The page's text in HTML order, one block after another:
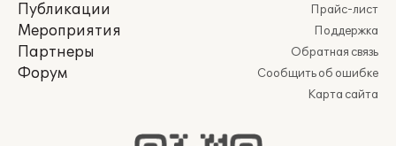
Публикации
Мероприятия
Партнеры
Форум
Прайс-лист
Поддержка
Обратная связь
Сообщить об ошибке
Карта сайта